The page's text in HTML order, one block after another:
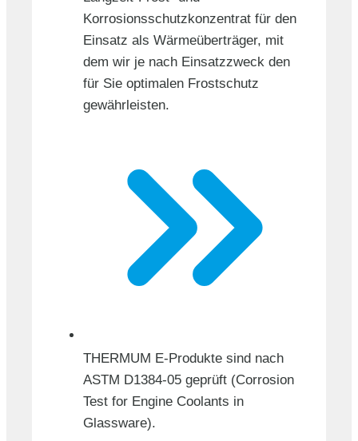
Korrosionsschutzkonzentrat für den
Einsatz als Wärmeüberträger, mit
dem wir je nach Einsatzzweck den
für Sie optimalen Frostschutz
gewährleisten.
THERMUM E-Produkte sind nach
ASTM D1384-05 geprüft (Corrosion
Test for Engine Coolants in
Glassware).